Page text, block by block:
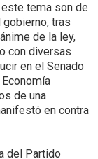
tema son de
tras
de la ley,
con diversas
en el Senado
de una
en contra
del Partido